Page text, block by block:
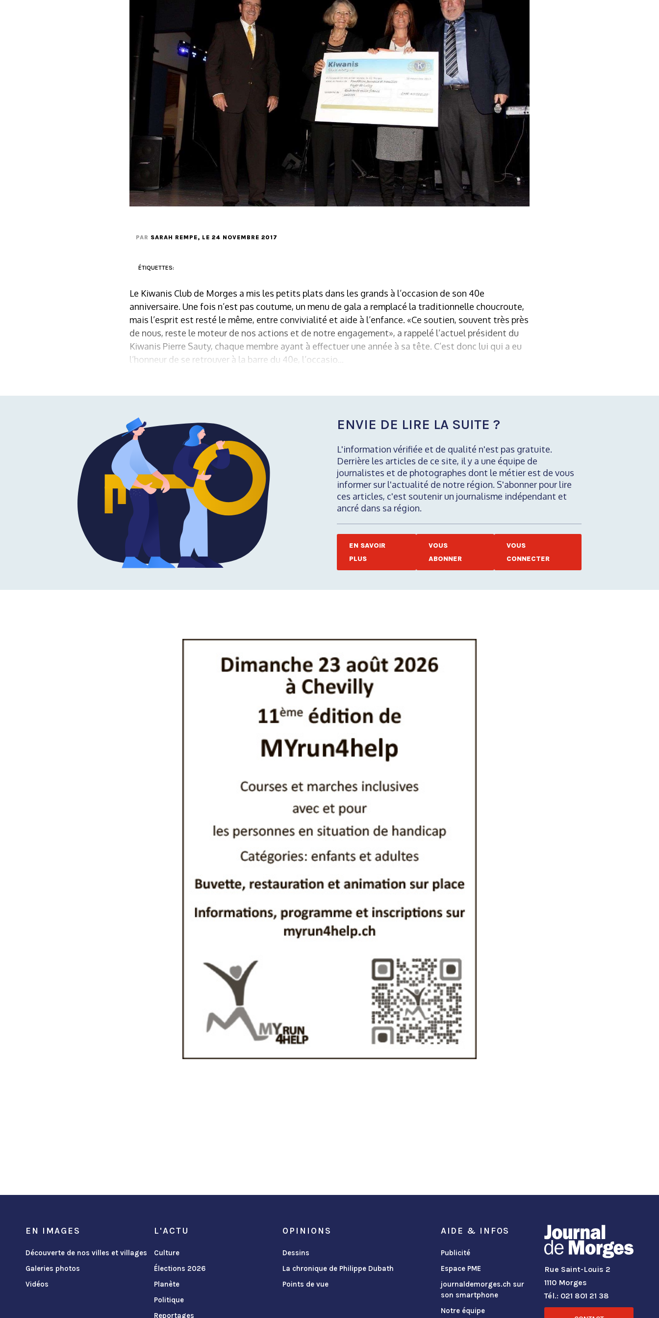
PAR SARAH REMPE, LE 24 NOVEMBRE 2017
ÉTIQUETTES:
Le Kiwanis Club de Morges a mis les petits plats dans les grands à l’occasion de son 40e
anniversaire. Une fois n’est pas coutume, un menu de gala a remplacé la traditionnelle choucroute,
mais l’esprit est resté le même, entre convivialité et aide à l’enfance. «Ce soutien, souvent très près
de nous, reste le moteur de nos actions et de notre engagement», a rappelé l’actuel président du
Kiwanis Pierre Sauty, chaque membre ayant à effectuer une année à sa tête. C’est donc lui qui a eu
l’honneur de se retrouver à la barre du 40e, l’occasio...
ENVIE DE LIRE LA SUITE ?
L'information vérifiée et de qualité n'est pas gratuite.
Derrière les articles de ce site, il y a une équipe de
journalistes et de photographes dont le métier est de vous
informer sur l'actualité de notre région. S'abonner pour lire
ces articles, c'est soutenir un journalisme indépendant et
ancré dans sa région.
EN SAVOIR
PLUS
VOUS
ABONNER
VOUS
CONNECTER
EN IMAGES
Découverte de nos villes et villages
Galeries photos
Vidéos
L'ACTU
Culture
Élections 2026
Planète
Politique
Reportages
OPINIONS
Dessins
La chronique de Philippe Dubath
Points de vue
AIDE & INFOS
Publicité
Espace PME
journaldemorges.ch sur
son smartphone
Notre équipe
Rue Saint-Louis 2
1110 Morges
Tél.: 021 801 21 38